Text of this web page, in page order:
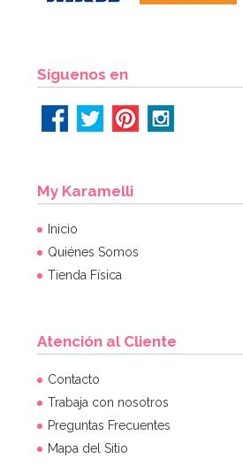
Síguenos en
My Karamelli
Inicio
Quiénes Somos
Tienda Física
Atención al Cliente
Contacto
Trabaja con nosotros
Preguntas Frecuentes
Mapa del Sitio